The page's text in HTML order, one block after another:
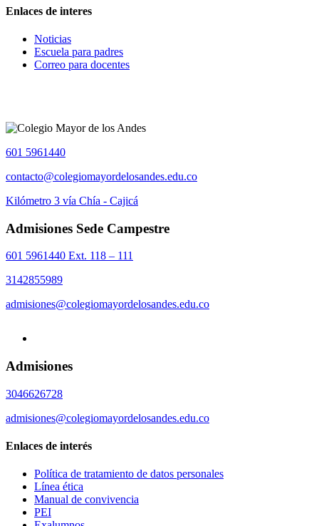
Enlaces de interes
Noticias
Escuela para padres
Correo para docentes
601 5961440
contacto@colegiomayordelosandes.edu.co
Kilómetro 3 vía Chía - Cajicá
Admisiones Sede Campestre
601 5961440 Ext. 118 – 111
3142855989
admisiones@colegiomayordelosandes.edu.co
Admisiones
3046626728
admisiones@colegiomayordelosandes.edu.co
Enlaces de interés
Política de tratamiento de datos personales
Línea ética
Manual de convivencia
PEI